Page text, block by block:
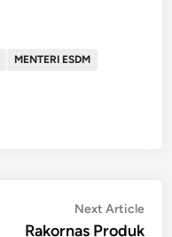
MENTERI ESDM
Next Article
Rakornas Produk